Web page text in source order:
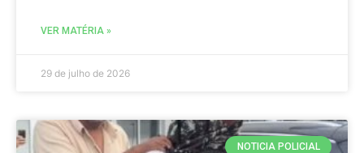
VER MATÉRIA »
29 de julho de 2026
NOTICIA POLICIAL